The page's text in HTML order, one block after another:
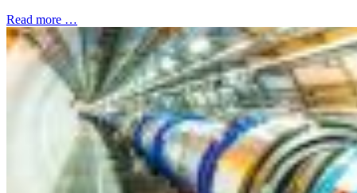
Read more …